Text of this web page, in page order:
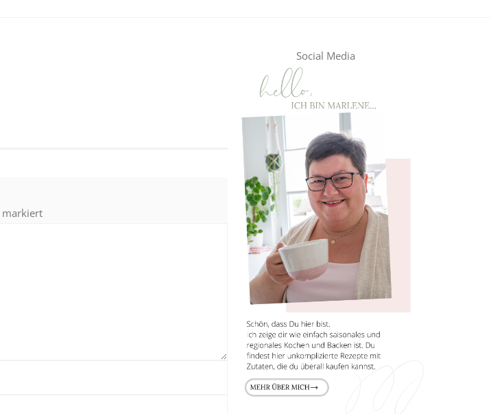
markiert
Social Media